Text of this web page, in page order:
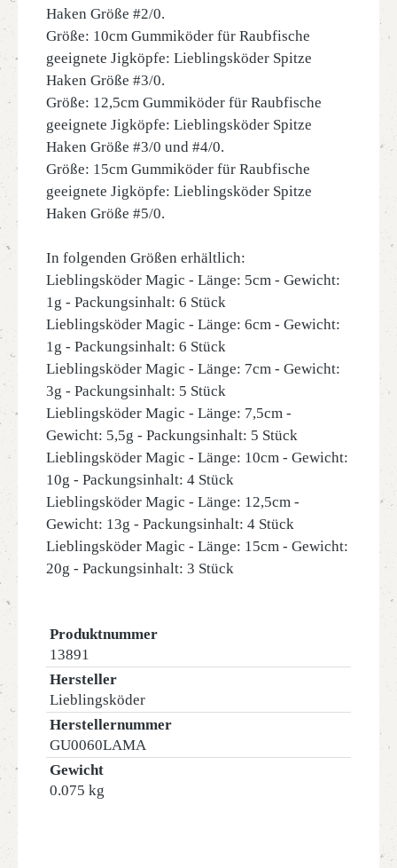
Haken Größe #2/0.
Größe: 10cm Gummiköder für Raubfische
geeignete Jigköpfe: Lieblingsköder Spitze
Haken Größe #3/0.
Größe: 12,5cm Gummiköder für Raubfische
geeignete Jigköpfe: Lieblingsköder Spitze
Haken Größe #3/0 und #4/0.
Größe: 15cm Gummiköder für Raubfische
geeignete Jigköpfe: Lieblingsköder Spitze
Haken Größe #5/0.
In folgenden Größen erhältlich:
Lieblingsköder Magic - Länge: 5cm - Gewicht:
1g - Packungsinhalt: 6 Stück
Lieblingsköder Magic - Länge: 6cm - Gewicht:
1g - Packungsinhalt: 6 Stück
Lieblingsköder Magic - Länge: 7cm - Gewicht:
3g - Packungsinhalt: 5 Stück
Lieblingsköder Magic - Länge: 7,5cm -
Gewicht: 5,5g - Packungsinhalt: 5 Stück
Lieblingsköder Magic - Länge: 10cm - Gewicht:
10g - Packungsinhalt: 4 Stück
Lieblingsköder Magic - Länge: 12,5cm -
Gewicht: 13g - Packungsinhalt: 4 Stück
Lieblingsköder Magic - Länge: 15cm - Gewicht:
20g - Packungsinhalt: 3 Stück
Produktnummer
13891
Hersteller
Lieblingsköder
Herstellernummer
GU0060LAMA
Gewicht
0.075 kg